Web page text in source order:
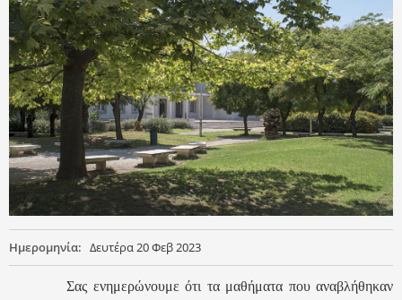
Ημερομηνία: Δευτέρα 20 Φεβ 2023
Σας ενημερώνουμε ότι τα μαθήματα που αναβλήθηκαν